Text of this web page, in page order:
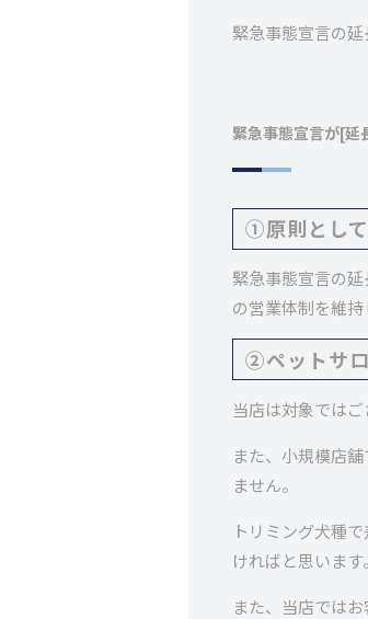
緊急事態宣言の
緊急事態宣言が[延
①原則とし
緊急事態宣言の
の営業体制を維持
②ペットサ
当店は対象では
また、小規模店
ません。
トリミング犬種
ければと思います。
また、当店では